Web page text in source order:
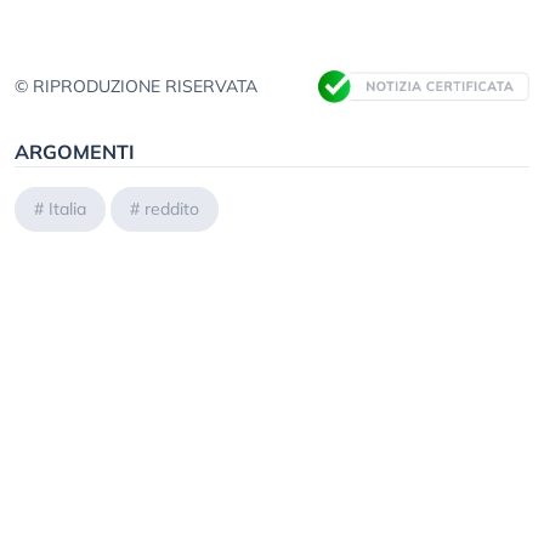
© RIPRODUZIONE RISERVATA
ARGOMENTI
# Italia # reddito